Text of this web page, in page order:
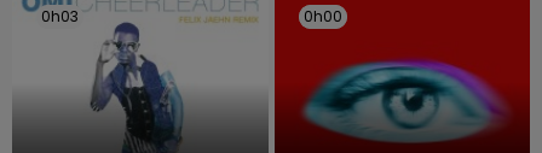
0h03
0h03 0h00
0h00